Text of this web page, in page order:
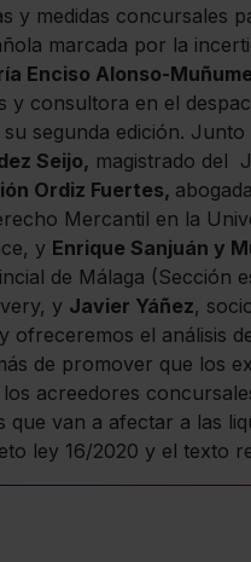
y medidas concursales
marcada por la
Enciso Alonso-
y consultora en el
segunda edición.
Seijo, magistrado del
Ordiz Fuertes,
Mercantil en la
y Enrique Sanjuán y
de Málaga (Sección
y Javier Yáñez,
ofreceremos el análisis
de promover que los
acreedores
que van a afectar a las
ley 16/2020 y el texto